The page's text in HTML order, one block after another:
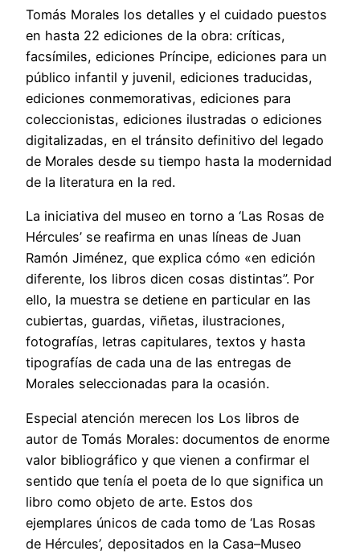
Tomás Morales los detalles y el cuidado puestos
en hasta 22 ediciones de la obra: críticas,
facsímiles, ediciones Príncipe, ediciones para un
público infantil y juvenil, ediciones traducidas,
ediciones conmemorativas, ediciones para
coleccionistas, ediciones ilustradas o ediciones
digitalizadas, en el tránsito definitivo del legado
de Morales desde su tiempo hasta la modernidad
de la literatura en la red.
La iniciativa del museo en torno a ‘Las Rosas de
Hércules’ se reafirma en unas líneas de Juan
Ramón Jiménez, que explica cómo «en edición
diferente, los libros dicen cosas distintas”. Por
ello, la muestra se detiene en particular en las
cubiertas, guardas, viñetas, ilustraciones,
fotografías, letras capitulares, textos y hasta
tipografías de cada una de las entregas de
Morales seleccionadas para la ocasión.
Especial atención merecen los Los libros de
autor de Tomás Morales: documentos de enorme
valor bibliográfico y que vienen a confirmar el
sentido que tenía el poeta de lo que significa un
libro como objeto de arte. Estos dos
ejemplares únicos de cada tomo de ‘Las Rosas
de Hércules’, depositados en la Casa–Museo